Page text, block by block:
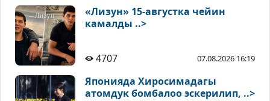
«Лизун» 15-августка чейин
камалды ..>
4707 07.08.2026 16:19
Японияда Хиросимадагы
атомдук бомбалоо эскерилип, ..>